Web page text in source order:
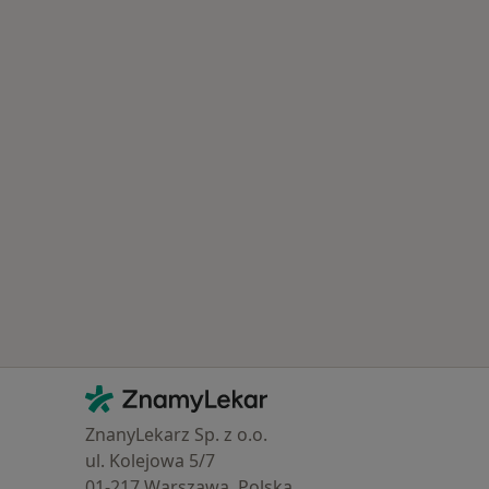
Kontakt
ZnamyLekar - Hlavní stránka
ZnanyLekarz Sp. z o.o.
ul. Kolejowa 5/7